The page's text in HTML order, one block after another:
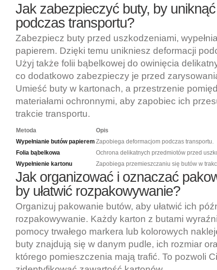
Jak zabezpieczyć buty, by
podczas transportu?
Zabezpiecz buty przed uszkodzeniami,
papierem. Dzięki temu unikniesz deformacji
Użyj także folii bąbelkowej do owinięcia
co dodatkowo zabezpieczy je przed
Umieść buty w kartonach, a przestrzenie
materiałami ochronnymi, aby zapobiec ich
trakcie transportu.
Metoda
Opis
Wypełnianie butów papierem Zapobiega deformacjom podczas transportu.
Folia bąbelkowa
Ochrona delikatnych przedmiotów przed
Wypełnienie kartonu
Zapobiega przemieszczaniu się butów w
Jak organizować i oznaczać
by ułatwić rozpakowywanie?
Organizuj pakowanie butów, aby ułatwić ich
rozpakowywanie. Każdy karton z butami
pomocy trwałego markera lub kolorowych
buty znajdują się w danym pudle, ich rozmiar
którego pomieszczenia mają trafić. To pozwoli